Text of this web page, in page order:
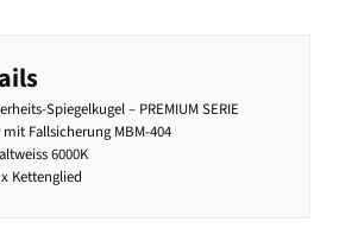
Spiegelkugel – PREMIUM SERIE
Fallsicherung MBM-404
6000K
Kettenglied